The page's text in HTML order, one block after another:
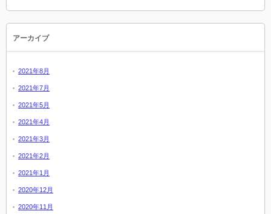
アーカイブ
2021年8月
2021年7月
2021年5月
2021年4月
2021年3月
2021年2月
2021年1月
2020年12月
2020年11月